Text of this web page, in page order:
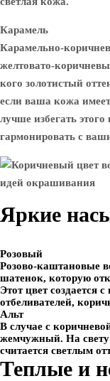
Карамель
Карамельно-
желтовато-
кого золотистый
если ваша кожа
лучше избегать
гармонировать с
Яркие
Розовый
Розово-каштановые
шатенок, которую
Этот цвет
отбеливателей,
Альт
В случае с
жемчужный. На свету
считается светлым
Теплые и